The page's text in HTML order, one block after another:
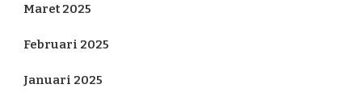
Maret 2025
Februari 2025
Januari 2025